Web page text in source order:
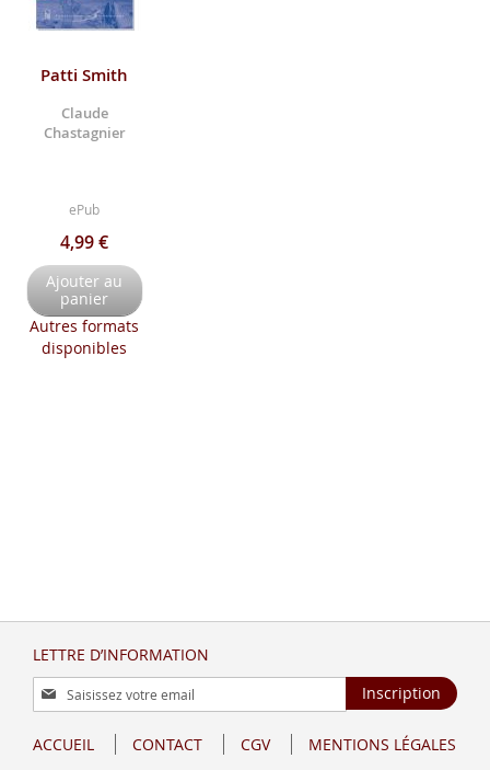
Patti Smith
Claude
Chastagnier
ePub
4,99 €
Ajouter au
panier
Autres formats
disponibles
LETTRE D’INFORMATION
Inscription
à
lettre
Inscription
ACCUEIL CONTACT CGV MENTIONS LÉGALES